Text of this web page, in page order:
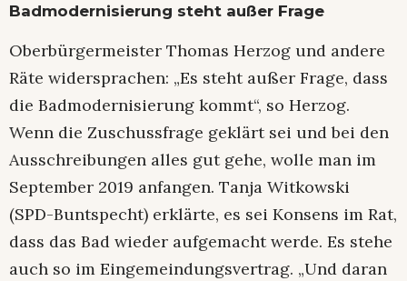
Badmodernisierung steht außer Frage
Oberbürgermeister Thomas Herzog und andere
Räte widersprachen: „Es steht außer Frage, dass
die Badmodernisierung kommt“, so Herzog.
Wenn die Zuschussfrage geklärt sei und bei den
Ausschreibungen alles gut gehe, wolle man im
September 2019 anfangen. Tanja Witkowski
(SPD-Buntspecht) erklärte, es sei Konsens im Rat,
dass das Bad wieder aufgemacht werde. Es stehe
auch so im Eingemeindungsvertrag. „Und daran